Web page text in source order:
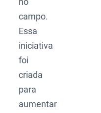
campo.
Essa
iniciativa
foi
criada
para
aumentar